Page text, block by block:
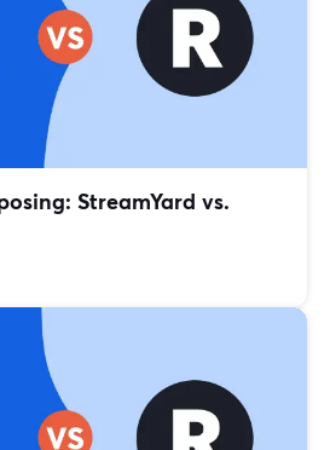
StreamYard vs.